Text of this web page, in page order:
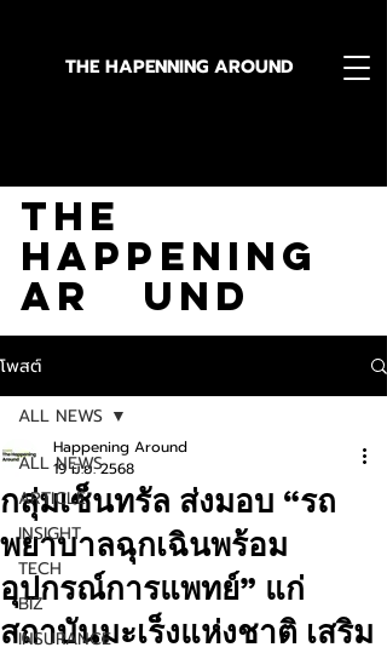
THE HAPENNING AROUND
The
Happening
Ar und
โพสต์
ALL NEWS
ARTICLE
INSIGHT
TECH
BIZ
INSURANCE
ALL NEWS
กลุ่มเซ็นทรัล ส่งมอบ “รถ
พยาบาลฉุกเฉินพร้อม
อุปกรณ์การแพทย์” แก่
สถาบันมะเร็งแห่งชาติ เสริม
Happening Around
19 มิ.ย. 2568